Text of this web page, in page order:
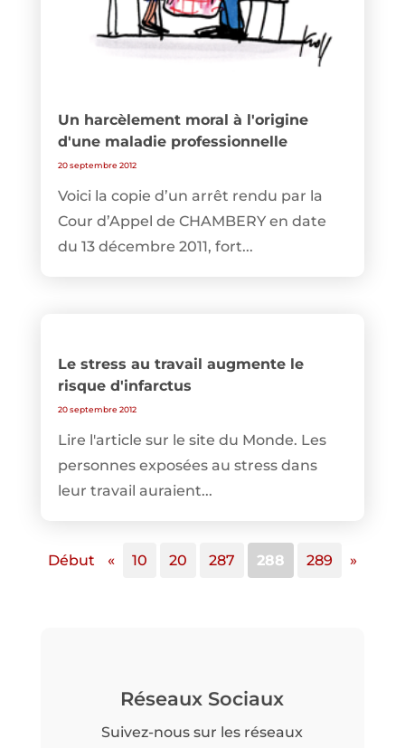
Un harcèlement moral à l'origine
d'une maladie professionnelle
20 septembre 2012
Voici la copie d’un arrêt rendu par la
Cour d’Appel de CHAMBERY en date
du 13 décembre 2011, fort...
Le stress au travail augmente le
risque d'infarctus
20 septembre 2012
Lire l'article sur le site du Monde. Les
personnes exposées au stress dans
leur travail auraient...
Début « 10 20 287 288 289 »
Réseaux Sociaux
Suivez-nous sur les réseaux